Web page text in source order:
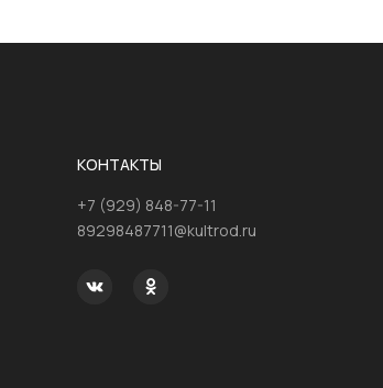
КОНТАКТЫ
+7 (929) 848-77-11
89298487711@kultrod.ru